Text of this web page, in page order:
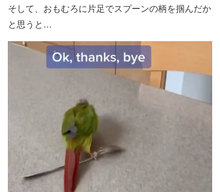
そして、おもむろに片足でスプーンの柄を掴んだか
と思うと…